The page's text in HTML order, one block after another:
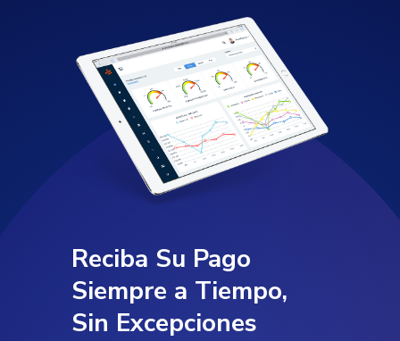
Reciba Su Pago
Siempre a Tiempo,
Sin Excepciones